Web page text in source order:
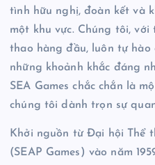
tình hữu nghị, đoàn kết và
một khu vực. Chúng tôi,
thao hàng đầu, luôn tự hào
những khoảnh khắc đáng
SEA Games chắc chắn là
chúng tôi dành trọn sự
Khởi nguồn từ Đại hội Thể
(SEAP Games) vào năm